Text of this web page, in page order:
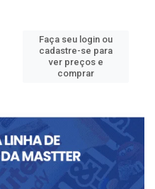
Faça seu login ou
cadastre-se para
ver preços e
comprar